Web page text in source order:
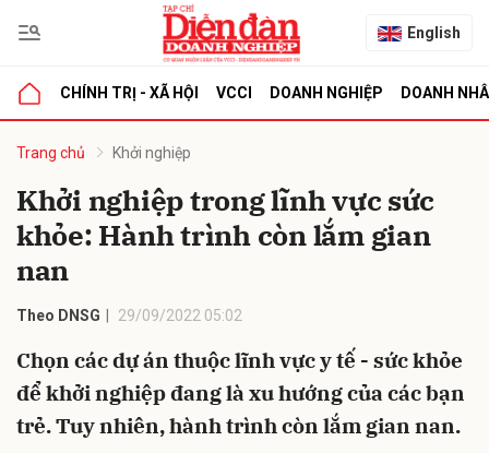
English
CHÍNH TRỊ - XÃ HỘI VCCI DOANH NGHIỆP DOANH
Trang chủ Khởi nghiệp
Khởi nghiệp trong lĩnh vực sức
khỏe: Hành trình còn lắm gian
nan
Theo DNSG 29/09/2022 05:02
Chọn các dự án thuộc lĩnh vực y tế - sức khỏe
để khởi nghiệp đang là xu hướng của các bạn
trẻ. Tuy nhiên, hành trình còn lắm gian nan.
luận
Hủy